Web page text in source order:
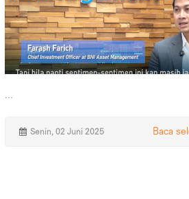
...
Senin, 02 Juni 2025 Baca